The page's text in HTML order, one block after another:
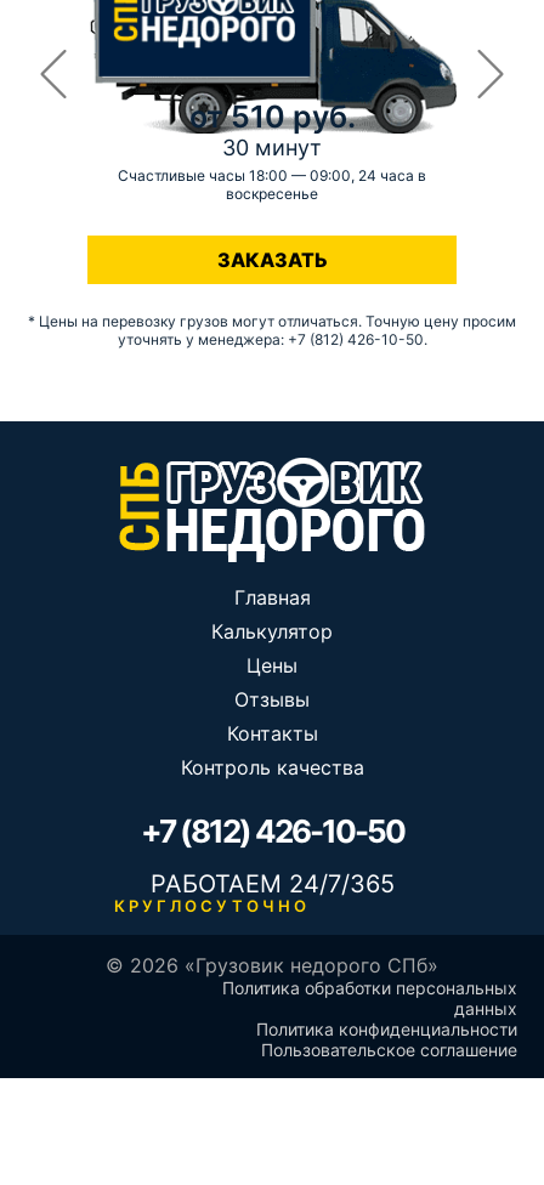
от 510 руб.
30 минут
Счастливые часы 18:00 — 09:00, 24 часа в
воскресенье
-
ЗАКАЗАТЬ
* Цены на перевозку грузов могут отличаться. Точную цену просим
уточнять у менеджера: +7 (812) 426-10-50.
Главная
Калькулятор
Цены
Отзывы
Контакты
Контроль качества
+7 (812) 426-10-50
РАБОТАЕМ 24/7/365
КРУГЛОСУТОЧНО
© 2026 «Грузовик недорого СПб»
Политика обработки персональных
данных
Политика конфиденциальности
Пользовательское соглашение